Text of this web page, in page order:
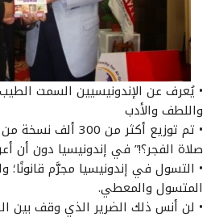
• يُعرف عن الإندونيسيين السمت
واللطف والأدب
• تم توزيع أكثر من
صلاة الفجر؟!” في إندونيسيا دون أن
• التسول في إندونيسيا مجرَّم
المتسول والمعطي.
• لن أنس ذلك الضرير الذي وقف بين